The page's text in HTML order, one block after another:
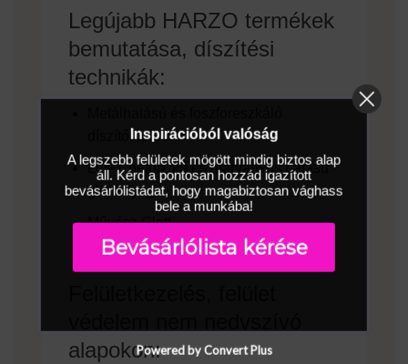
Legújabb HARZO termékek
bemutatása, díszítési
technikák:
díszítőlazúrok
LOFT beton, kő és márványos hatású
glettanyag
Művész Glett
alapokon:
Inspirációból valóság
A legszebb felületek mögött mindig biztos alap
áll. Kérd a pontosan hozzád igazított
bevásárlólistádat, hogy magabiztosan vághass
bele a munkába!
Bevásárlólista kérése
Powered by Convert Plus